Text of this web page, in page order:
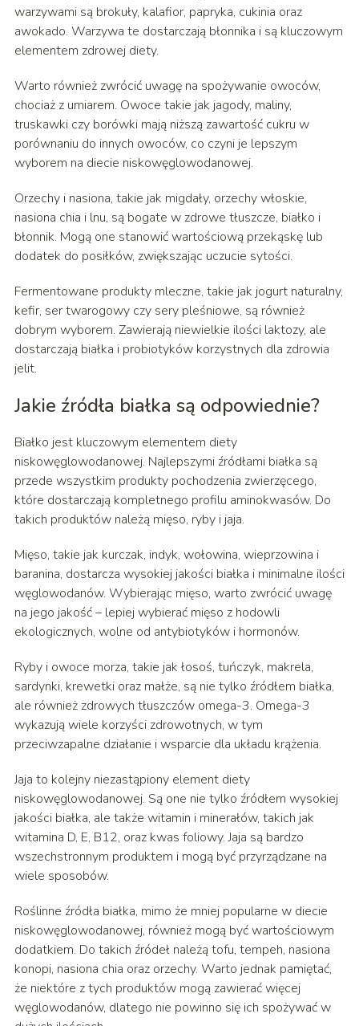
warzywami są brokuły, kalafior, papryka, cukinia oraz
awokado. Warzywa te dostarczają błonnika i są kluczowym
elementem zdrowej diety.
Warto również zwrócić uwagę na spożywanie owoców,
chociaż z umiarem. Owoce takie jak jagody, maliny,
truskawki czy borówki mają niższą zawartość cukru w
porównaniu do innych owoców, co czyni je lepszym
wyborem na diecie niskowęglowodanowej.
Orzechy i nasiona, takie jak migdały, orzechy włoskie,
nasiona chia i lnu, są bogate w zdrowe tłuszcze, białko i
błonnik. Mogą one stanowić wartościową przekąskę lub
dodatek do posiłków, zwiększając uczucie sytości.
Fermentowane produkty mleczne, takie jak jogurt naturalny,
kefir, ser twarogowy czy sery pleśniowe, są również
dobrym wyborem. Zawierają niewielkie ilości laktozy, ale
dostarczają białka i probiotyków korzystnych dla zdrowia
jelit.
Jakie źródła białka są odpowiednie?
Białko jest kluczowym elementem diety
niskowęglowodanowej. Najlepszymi źródłami białka są
przede wszystkim produkty pochodzenia zwierzęcego,
które dostarczają kompletnego profilu aminokwasów. Do
takich produktów należą mięso, ryby i jaja.
Mięso, takie jak kurczak, indyk, wołowina, wieprzowina i
baranina, dostarcza wysokiej jakości białka i minimalne ilości
węglowodanów. Wybierając mięso, warto zwrócić uwagę
na jego jakość – lepiej wybierać mięso z hodowli
ekologicznych, wolne od antybiotyków i hormonów.
Ryby i owoce morza, takie jak łosoś, tuńczyk, makrela,
sardynki, krewetki oraz małże, są nie tylko źródłem białka,
ale również zdrowych tłuszczów omega-3. Omega-3
wykazują wiele korzyści zdrowotnych, w tym
przeciwzapalne działanie i wsparcie dla układu krążenia.
Jaja to kolejny niezastąpiony element diety
niskowęglowodanowej. Są one nie tylko źródłem wysokiej
jakości białka, ale także witamin i minerałów, takich jak
witamina D, E, B12, oraz kwas foliowy. Jaja są bardzo
wszechstronnym produktem i mogą być przyrządzane na
wiele sposobów.
Roślinne źródła białka, mimo że mniej popularne w diecie
niskowęglowodanowej, również mogą być wartościowym
dodatkiem. Do takich źródeł należą tofu, tempeh, nasiona
konopi, nasiona chia oraz orzechy. Warto jednak pamiętać,
że niektóre z tych produktów mogą zawierać więcej
węglowodanów, dlatego nie powinno się ich spożywać w